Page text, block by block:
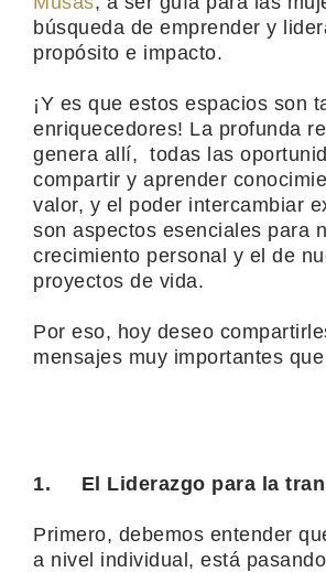
búsqueda de emprender y
propósito e impacto.
¡Y es que estos espacios son
enriquecedores! La profunda
genera allí, todas las
compartir y aprender
valor, y el poder intercambiar
son aspectos esenciales para
crecimiento personal y el de
proyectos de vida.
Por eso, hoy deseo
mensajes muy importantes
1. El Liderazgo para la
Primero, debemos entender
a nivel individual, está